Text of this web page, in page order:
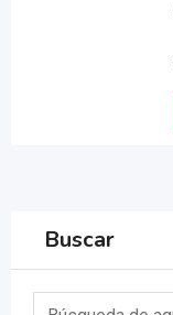
Buscar